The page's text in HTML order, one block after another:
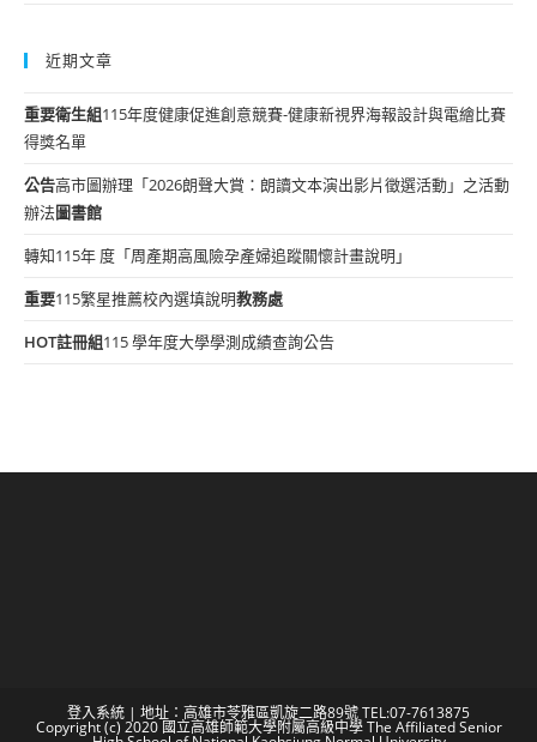
近期文章
重要衛生組115年度健康促進創意競賽-健康新視界海報設計與電繪比賽
得獎名單
公告高市圖辦理「2026朗聲大賞：朗讀文本演出影片徵選活動」之活動
辦法圖書館
轉知115年 度「周產期高風險孕產婦追蹤關懷計畫說明」
重要115繁星推薦校內選填說明教務處
HOT註冊組115 學年度大學學測成績查詢公告
登入系統 | 地址：高雄市苓雅區凱旋二路89號 TEL:07-7613875
Copyright (c) 2020 國立高雄師範大學附屬高級中學 The Affiliated Senior